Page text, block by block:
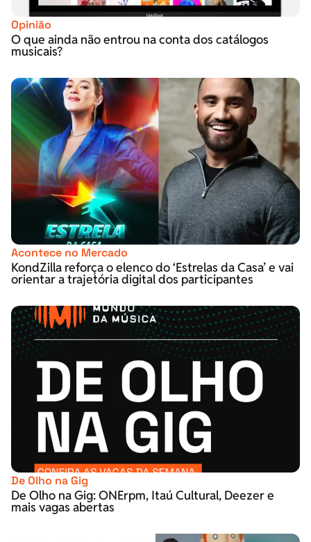
Opinião
O que ainda não entrou na conta dos catálogos
musicais?
Acontece no Mercado
KondZilla reforça o elenco do ‘Estrelas da Casa’ e vai
orientar a trajetória digital dos participantes
De Olho na Gig
De Olho na Gig: ONErpm, Itaú Cultural, Deezer e
mais vagas abertas